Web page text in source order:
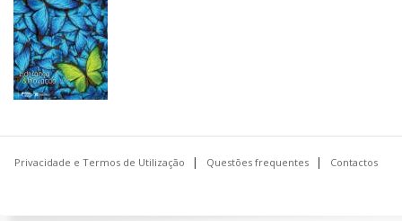
Privacidade e Termos de Utilização Questões frequentes Contactos